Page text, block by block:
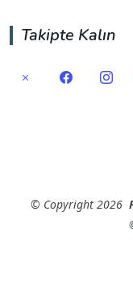
Takipte Kalın
© Copyright2026